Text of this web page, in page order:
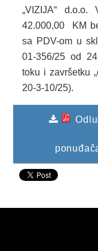
„VIZIJA“
42.000,00 KM
sa PDV-om u
01-356/25 od
toku i završetku
20-3-10/25).
OGLASI
JAVNI POZIVI
NAJAVA
JAVNE NABAVKE
ODLUKE O
ODLUKE O